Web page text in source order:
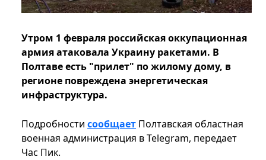
Утром 1 февраля российская оккупационная
армия атаковала Украину ракетами. В
Полтаве есть "прилет" по жилому дому, в
регионе повреждена энергетическая
инфраструктура.
Подробности сообщает Полтавская областная
военная администрация в Telegram, передает
Час Пик.